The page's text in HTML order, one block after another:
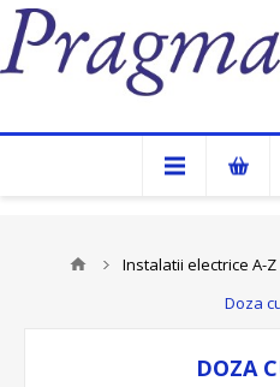
Pragmatic TCV
Instalatii electrice A-Z
Doza
DOZA